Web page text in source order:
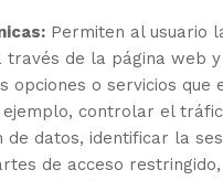
Permiten al usuario
través de la página web
opciones o servicios que
controlar el
de datos, identificar la
de acceso